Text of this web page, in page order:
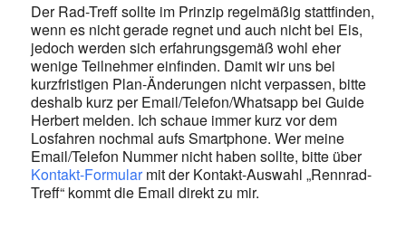
Der Rad-Treff sollte im Prinzip regelmäßig stattfinden,
wenn es nicht gerade regnet und auch nicht bei Eis,
jedoch werden sich erfahrungsgemäß wohl eher
wenige Teilnehmer einfinden. Damit wir uns bei
kurzfristigen Plan-Änderungen nicht verpassen, bitte
deshalb kurz per Email/Telefon/Whatsapp bei Guide
Herbert melden. Ich schaue immer kurz vor dem
Losfahren nochmal aufs Smartphone. Wer meine
Email/Telefon Nummer nicht haben sollte, bitte über
Kontakt-Formularmit der Kontakt-Auswahl „Rennrad-
Treff“ kommt die Email direkt zu mir.